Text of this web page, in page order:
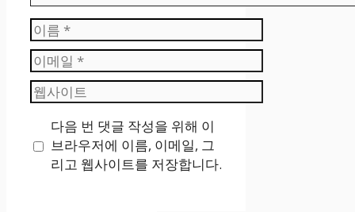
이
름
이
메
일
웹
사
트
다음 번 댓글 작성을 위해 이
브라우저에 이름, 이메일, 그
리고 웹사이트를 저장합니다.